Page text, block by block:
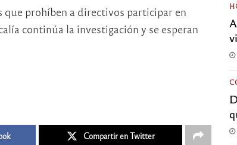
que prohíben a directivos participar en
continúa la investigación y se esperan
Compartir en Twitter